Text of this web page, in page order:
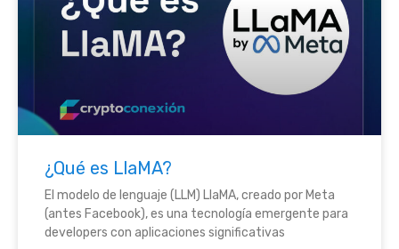
¿Qué es LlaMA?
El modelo de lenguaje (LLM) LlaMA, creado por Meta
(antes Facebook), es una tecnología emergente para
developers con aplicaciones significativas